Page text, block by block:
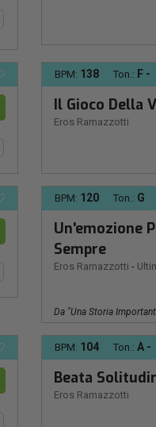
BPM: 138 Ton.: F -
Il Gioco Della
Eros Ramazzotti
BPM: 120 Ton.: G
Un'emozione
Sempre
Eros Ramazzotti -
Da "Una Storia
BPM: 104 Ton.: A -
Beata
Eros Ramazzotti